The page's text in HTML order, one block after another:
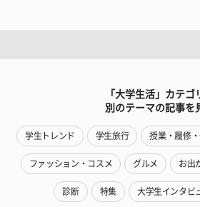
「大学生活」カテゴ
別のテーマの記事を
学生トレンド 学生旅行 授業・履修
ファッション・コスメ グルメ お出
診断 特集 大学生インタビ